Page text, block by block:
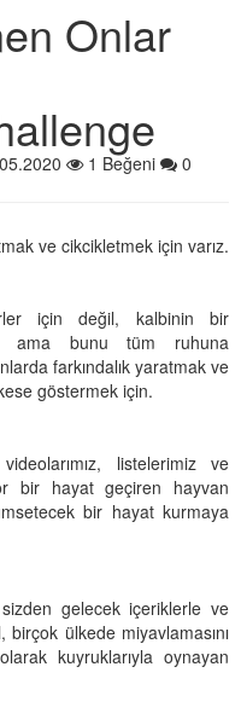
Onlar
1 Beğeni
0
ve cikcikletmek için varız.
için değil, kalbinin bir
ama bunu tüm ruhuna
farkındalık yaratmak ve
göstermek için.
listelerimiz ve
bir hayat geçiren hayvan
bir hayat kurmaya
gelecek içeriklerle ve
birçok ülkede miyavlamasını
kuyruklarıyla oynayan